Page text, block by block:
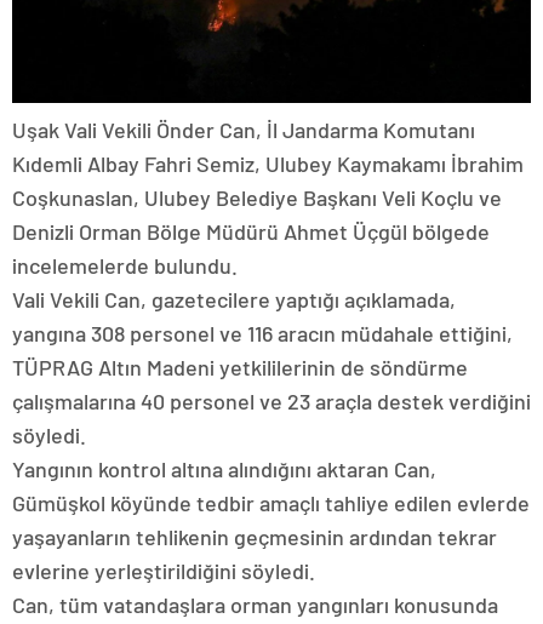
Uşak Vali Vekili Önder Can, İl Jandarma Komutanı
Kıdemli Albay Fahri Semiz, Ulubey Kaymakamı İbrahim
Coşkunaslan, Ulubey Belediye Başkanı Veli Koçlu ve
Denizli Orman Bölge Müdürü Ahmet Üçgül bölgede
incelemelerde bulundu.
Vali Vekili Can, gazetecilere yaptığı açıklamada,
yangına 308 personel ve 116 aracın müdahale ettiğini,
TÜPRAG Altın Madeni yetkililerinin de söndürme
çalışmalarına 40 personel ve 23 araçla destek verdiğini
söyledi.
Yangının kontrol altına alındığını aktaran Can,
Gümüşkol köyünde tedbir amaçlı tahliye edilen evlerde
yaşayanların tehlikenin geçmesinin ardından tekrar
evlerine yerleştirildiğini söyledi.
Can, tüm vatandaşlara orman yangınları konusunda